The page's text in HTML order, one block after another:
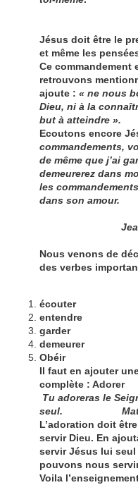
Jésus doit être le
et même les
Ce commandement
retrouvons
ajoute : « ne nous
Dieu, ni à la
but à atteindre ».
Ecoutons encore
commandements,
de même que j’ai
demeurerez dans
les
dans son amour.
Jean 15
Nous venons de
des verbes
écouter
entendre
garder
demeurer
Obéir
Il faut en ajouter
complète : Adorer
Tu adoreras le
seul.
L’adoration doit
servir Dieu. En
servir Jésus lui
pouvons nous
Voila